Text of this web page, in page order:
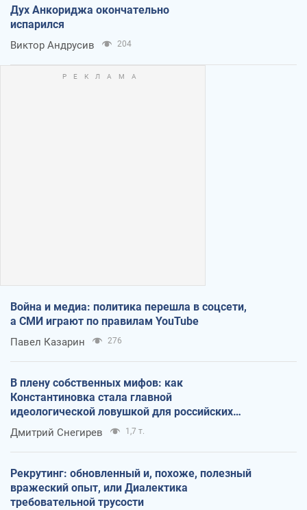
Дух Анкориджа окончательно
испарился
Виктор Андрусив 204
Война и медиа: политика перешла в соцсети,
а СМИ играют по правилам YouTube
Павел Казарин 276
В плену собственных мифов: как
Константиновка стала главной
идеологической ловушкой для российских
оккупантов
Дмитрий Снегирев 1,7 т.
Рекрутинг: обновленный и, похоже, полезный
вражеский опыт, или Диалектика
требовательной трусости